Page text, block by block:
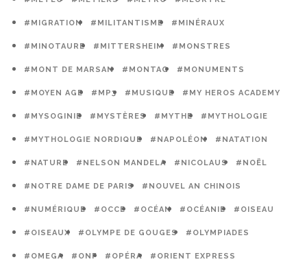
#MIGRATION #MILITANTISME #MINÉRAUX
#MINOTAURE #MITTERSHEIM #MONSTRES
#MONT DE MARSAN #MONTAG #MONUMENTS
#MOYEN AGE #MP3 #MUSIQUE #MY HEROS ACADEMY
#MYSOGINIE #MYSTÈRES #MYTHE #MYTHOLOGIE
#MYTHOLOGIE NORDIQUE #NAPOLÉON #NATATION
#NATURE #NELSON MANDELA #NICOLAUS #NOËL
#NOTRE DAME DE PARIS #NOUVEL AN CHINOIS
#NUMÉRIQUE #OCCE #OCÉAN #OCÉANIE #OISEAU
#OISEAUX #OLYMPE DE GOUGES #OLYMPIADES
#OMEGA #ONF #OPÉRA #ORIENT EXPRESS